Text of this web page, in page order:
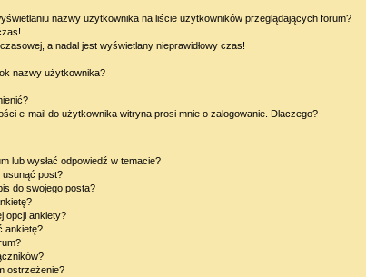
nazwy użytkownika na liście użytkowników przeglądających forum?
a nadal jest wyświetlany nieprawidłowy czas!
nazwy użytkownika?
e-mail do użytkownika witryna prosi mnie o zalogowanie. Dlaczego?
lub wysłać odpowiedź w temacie?
usunąć post?
do swojego posta?
opcji ankiety?
ankietę?
ostrzeżenie?